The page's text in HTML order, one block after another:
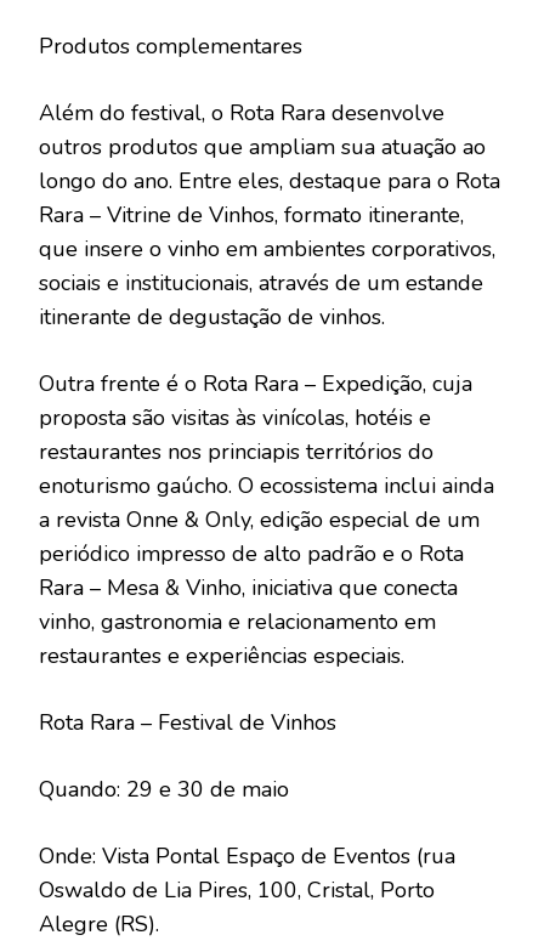
Produtos complementares
Além do festival, o Rota Rara desenvolve
outros produtos que ampliam sua atuação ao
longo do ano. Entre eles, destaque para o Rota
Rara – Vitrine de Vinhos, formato itinerante,
que insere o vinho em ambientes corporativos,
sociais e institucionais, através de um estande
itinerante de degustação de vinhos.
Outra frente é o Rota Rara – Expedição, cuja
proposta são visitas às vinícolas, hotéis e
restaurantes nos princiapis territórios do
enoturismo gaúcho. O ecossistema inclui ainda
a revista Onne & Only, edição especial de um
periódico impresso de alto padrão e o Rota
Rara – Mesa & Vinho, iniciativa que conecta
vinho, gastronomia e relacionamento em
restaurantes e experiências especiais.
Rota Rara – Festival de Vinhos
Quando: 29 e 30 de maio
Onde: Vista Pontal Espaço de Eventos (rua
Oswaldo de Lia Pires, 100, Cristal, Porto
Alegre (RS).